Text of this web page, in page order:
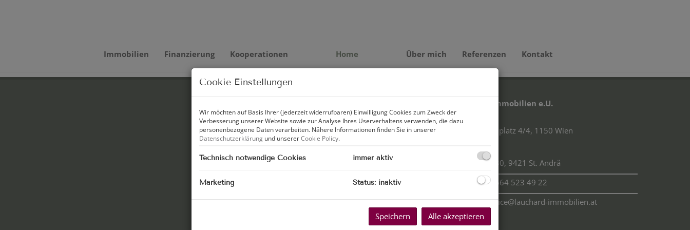
Immobilien Finanzierung Kooperationen Home Über mich Referenzen Kontakt
Impressum
Datenschutzinformation
Lauchard Immobilien e.U.
Wien:
Vogelweidplatz 4/4, 1150 Wien
Goding 130, 9421 St. Andrä
Tel.:+43 664 523 49 22
E-Mail:office@lauchard-immobilien.at
Cookie Einstellungen
Wir möchten auf Basis Ihrer (jederzeit widerrufbaren) Einwilligung Cookies zum Zweck der
Verbesserung unserer Website sowie zur Analyse Ihres Userverhaltens verwenden, die dazu
personenbezogene Daten verarbeiten. Nähere Informationen finden Sie in unserer
Datenschutzerklärung und unsererCookie Policy.
Technisch notwendige Cookies immer aktiv
Marketing Status: inaktiv
Speichern Alle akzeptieren